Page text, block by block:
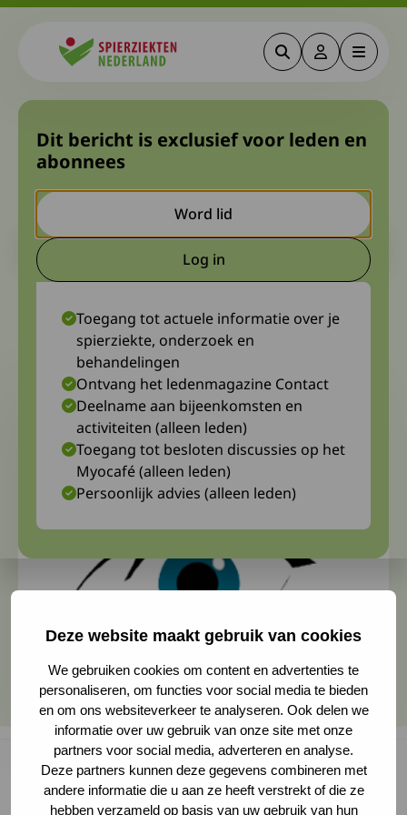
Deze website maakt gebruik van cookies
We gebruiken cookies om content en advertenties te
personaliseren, om functies voor social media te bieden
en om ons websiteverkeer te analyseren. Ook delen we
informatie over uw gebruik van onze site met onze
partners voor social media, adverteren en analyse.
Deze partners kunnen deze gegevens combineren met
andere informatie die u aan ze heeft verstrekt of die ze
hebben verzameld op basis van uw gebruik van hun
ZoekenDeze link
Menu
Video oogafwijkingen bij
metabole en mitochondriële
spierziekten
Let op. Dit is een ouder bericht. Het kan zijn dat de inhoud niet
meer actueel is.
Klaas van Lavieren, diagnosewerkgroep Congenitale en metabole
spierziekten
Dit bericht is exclusief voor leden en
abonnees
Word lid
Log inDeze link gaat naar een
Toegang tot actuele informatie over je
spierziekte, onderzoek en
behandelingen
Ontvang het ledenmagazine Contact
Deelname aan bijeenkomsten en
activiteiten (alleen leden)
Toegang tot besloten discussies op het
Myocafé (alleen leden)
Persoonlijk advies (alleen leden)